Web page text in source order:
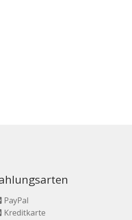
PayPal
Kreditkarte